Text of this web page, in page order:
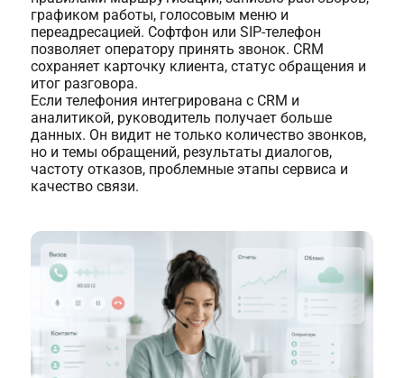
графиком работы, голосовым меню и
переадресацией. Софтфон или SIP-телефон
позволяет оператору принять звонок. CRM
сохраняет карточку клиента, статус обращения и
итог разговора.
Если телефония интегрирована с CRM и
аналитикой, руководитель получает больше
данных. Он видит не только количество звонков,
но и темы обращений, результаты диалогов,
частоту отказов, проблемные этапы сервиса и
качество связи.